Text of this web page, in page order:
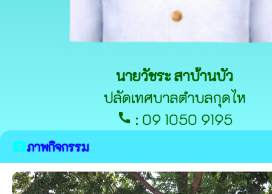
นายวัชระ สาบ้านบัว
ปลัดเทศบาลตำบลกุดไห
call : 09 1050 9195
camera_altภาพกิจกรรม